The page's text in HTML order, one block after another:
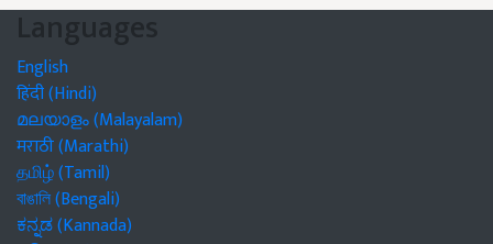
Languages
English
हिंदी (Hindi)
മലയാളം (Malayalam)
मराठी (Marathi)
தமிழ் (Tamil)
বাঙালি (Bengali)
ಕನ್ನಡ (Kannada)